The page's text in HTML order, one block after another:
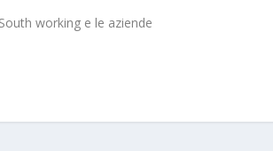
working e le aziende